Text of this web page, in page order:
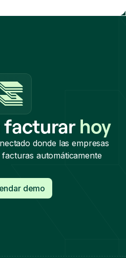
facturarhoy
donde las empresas
automáticamente
demo